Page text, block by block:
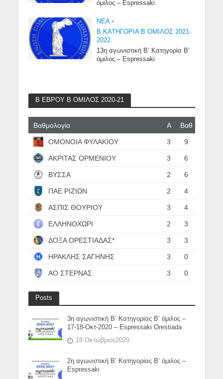
όμιλος – Espressaki
NEA •
Β ΚΑΤΗΓΟΡΙΑ Β ΟΜΙΛΟΣ 2021-
2022
13η αγωνιστική Β’ Κατηγορία Β’
όμιλος – Espressaki
Β ΕΒΡΟΥ Β ΟΜΙΛΟΣ 2020-21
Βαθμολογία Α Βαθ
ΟΜΟΝΟΙΑ ΦΥΛΑΚΙΟΥ 3 9
ΑΚΡΙΤΑΣ ΟΡΜΕΝΙΟΥ 3 6
ΒΥΣΣΑ 2 6
ΠΑΕ ΡΙΖΙΩΝ 2 4
ΑΣΠΙΣ ΘΟΥΡΙΟΥ 3 4
ΕΛΛΗΝΟΧΩΡΙ 2 3
ΔΟΞΑ ΟΡΕΣΤΙΑΔΑΣ* 3 3
ΗΡΑΚΛΗΣ ΣΑΓΗΝΗΣ 3 0
ΑΟ ΣΤΕΡΝΑΣ 3 0
Posts
3η αγωνιστική Β’ Κατηγορίας Β’ όμιλος –
17-18-Οκτ-2020 – Espressaki Orestiada
18 Οκτώβριος2020
2η αγωνιστική Β’ Κατηγορίας Β’ όμιλος –
Espressaki